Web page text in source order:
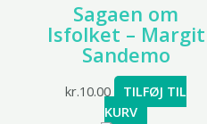
Sagaen om
Isfolket – Margit
Sandemo
kr.10.00
TILFØJ TIL
KURV